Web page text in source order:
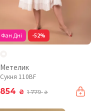
Фан Дні -52%
Метелик
Сукня 110BF
854 ₴ 1 779₴